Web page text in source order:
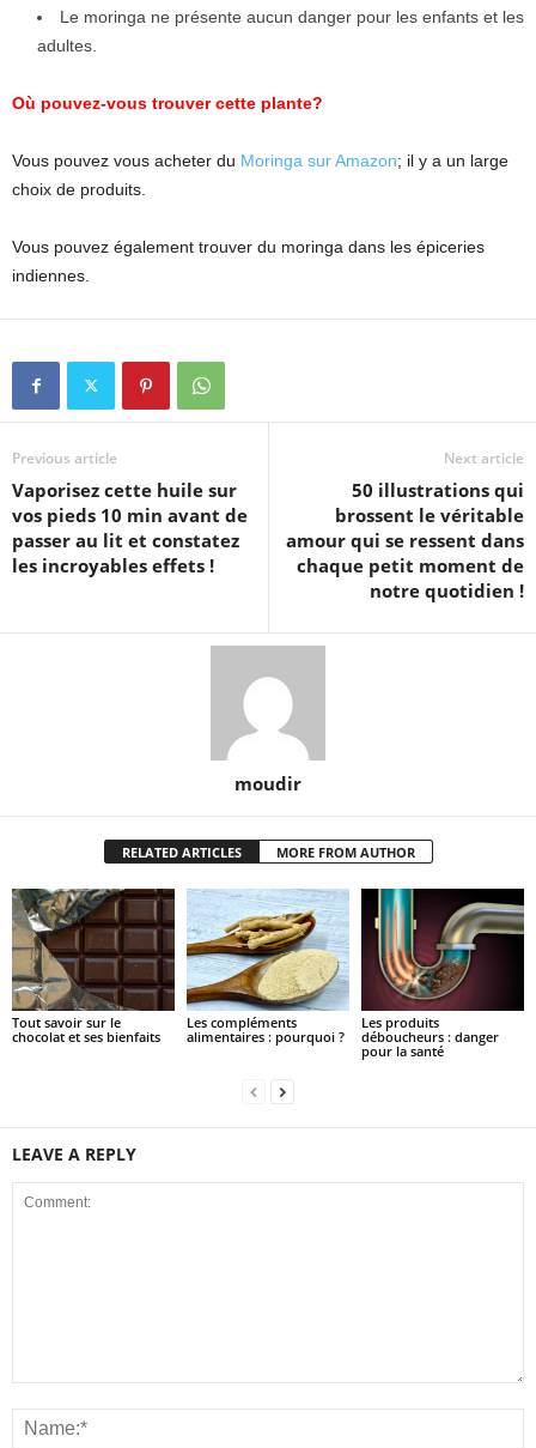
Le moringa ne présente aucun danger pour les enfants et les
adultes.
Où pouvez-vous trouver cette plante?
Vous pouvez vous acheter du Moringa sur Amazon; il y a un large
choix de produits.
Vous pouvez également trouver du moringa dans les épiceries
indiennes.
Previous article
Vaporisez cette huile sur
vos pieds 10 min avant de
passer au lit et constatez
les incroyables effets !
Next article
50 illustrations qui
brossent le véritable
amour qui se ressent dans
chaque petit moment de
notre quotidien !
moudir
RELATED ARTICLES MORE FROM AUTHOR
Tout savoir sur le
chocolat et ses bienfaits
Les compléments
alimentaires : pourquoi ?
Les produits
déboucheurs : danger
pour la santé
LEAVE A REPLY